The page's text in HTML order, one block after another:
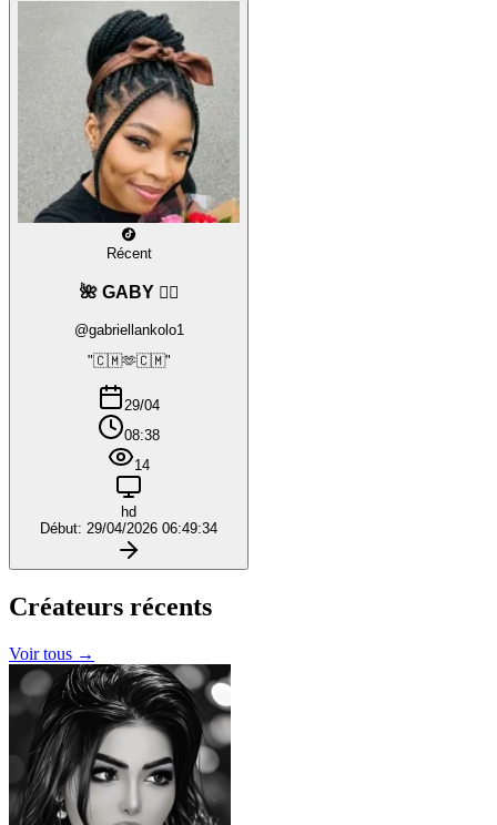
Récent
🌺 GABY ❤️‍🔥
@gabriellankolo1
"🇨🇲🫶🇨🇲"
29/04
08:38
14
hd
Début: 29/04/2026 06:49:34
Créateurs récents
Voir tous →